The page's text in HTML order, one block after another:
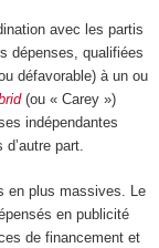
avec les partis
dépenses, qualifiées
défavorable) à un ou
(ou « Carey »)
indépendantes
part.
en plus massives. Le
en publicité
de financement et